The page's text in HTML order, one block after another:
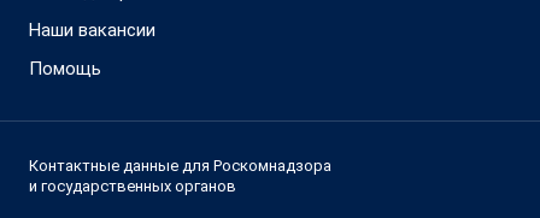
Наши вакансии
Помощь
Контактные данные для Роскомнадзора
и государственных органов